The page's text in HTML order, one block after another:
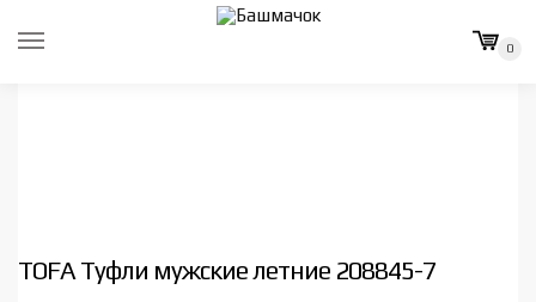
0
TOFA Туфли мужские летние 208845-7